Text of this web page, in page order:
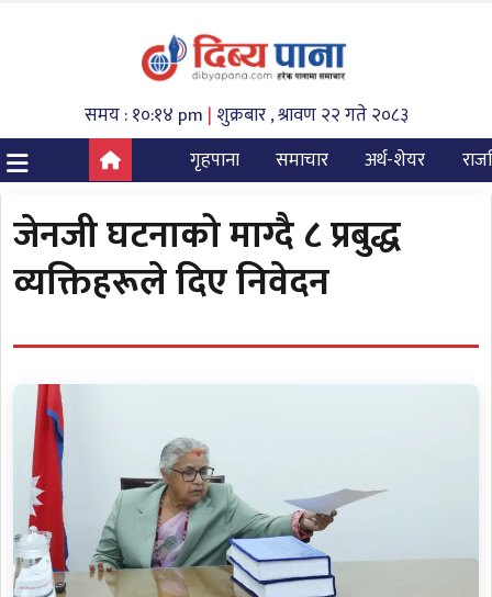
समय : १०:१४ pm | शुक्रबार , श्रावण २२ गते २०८३
गृहपाना
समाचार अर्थ-शेयर
जेनजी घटनाको माग्दै ८ प्रबुद्ध
व्यक्तिहरूले दिए निवेदन